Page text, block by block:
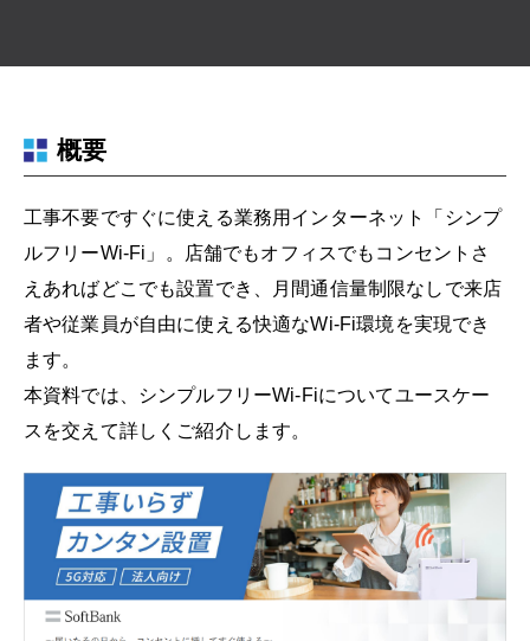
概要
工事不要ですぐに使える業務用インターネット「シンプ
ルフリーWi-Fi」。店舗でもオフィスでもコンセントさ
えあればどこでも設置でき、月間通信量制限なしで来店
者や従業員が自由に使える快適なWi-Fi環境を実現でき
ます。
本資料では、シンプルフリーWi-Fiについてユースケー
スを交えて詳しくご紹介します。